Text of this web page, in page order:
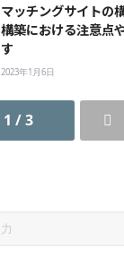
マッチングサイトの
構築における注意点
す
2023年1月6日
1 / 3